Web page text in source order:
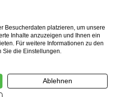
Besucherdaten platzieren, um unsere
Inhalte anzuzeigen und Ihnen ein
Für weitere Informationen zu den
die Einstellungen.
Ablehnen